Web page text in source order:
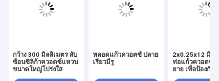
กว้าง 300 มิลลิเมตร สับ
ซ้อนซิลิก้าควอตซ์แหวน
ขนาดใหญ่โปร่งใส
หลอดแก้วควอตซ์ ปลาย
เรียวมีรู
2x0.25x12 มิล
ท่อแก้วควอตซ์ป
ยาย เพื่อป้องกัน